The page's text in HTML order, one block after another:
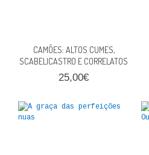
CAMÕES: ALTOS CUMES,
SCABELICASTRO E CORRELATOS
25,00€